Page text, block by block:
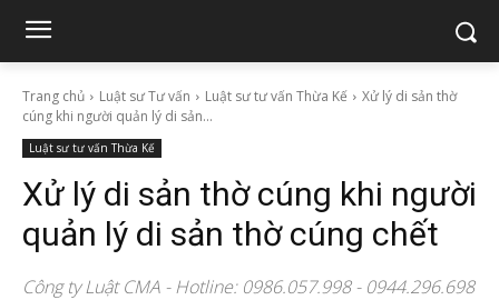
Trang chủ Luật sư Tư vấn Luật sư tư vấn Thừa Kế
Xử lý di sản thờ
cúng khi người quản lý di sản...
Luật sư tư vấn Thừa Kế
Xử lý di sản thờ cúng khi người
quản lý di sản thờ cúng chết
Công ty Luật CMA - Hotline: 0986.057.998 - 0944.296.698